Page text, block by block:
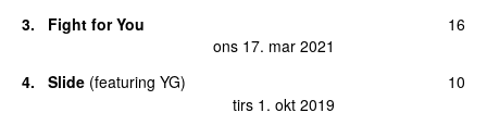
3.
Fight for You
ons 17. mar 2021
16
4. Slide (featuring YG)
tirs 1. okt 2019
10